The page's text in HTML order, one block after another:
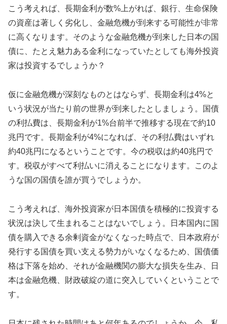
こう考えれば、長期金利が数%上がれば、銀行、生命保険
の資産は著しく劣化し、金融危機が到来する可能性が非常
に高くなります。そのような金融危機が到来した日本の国
債に、たとえ魅力ある金利になっていたとしても海外投資
家は投資するでしょうか？
仮に金融危機が深刻なものとはならず、長期金利は4%と
いう状況が当たり前の世界が到来したとしましょう。国債
の利払費は、長期金利が1%台前半で推移する現在で約10
兆円です。長期金利が4%になれば、その利払費はいずれ
約40兆円になるということです。今の税収は約40兆円で
す。税収がすべて利払いに消えることになります。このよ
うな国の国債を誰が買うでしょうか。
こう考えれば、海外投資家が日本国債を積極的に投資する
状況は決して生まれることはないでしょう。日本国内に国
債を購入できる余剰資金がなくなった時点で、日本政府が
発行する国債を買い支える勢力がいなくなるため、国債価
格は下落を始め、それが金融機関の膨大な損失を生み、日
本は金融危機、財政破綻の道に突入していくということで
す。